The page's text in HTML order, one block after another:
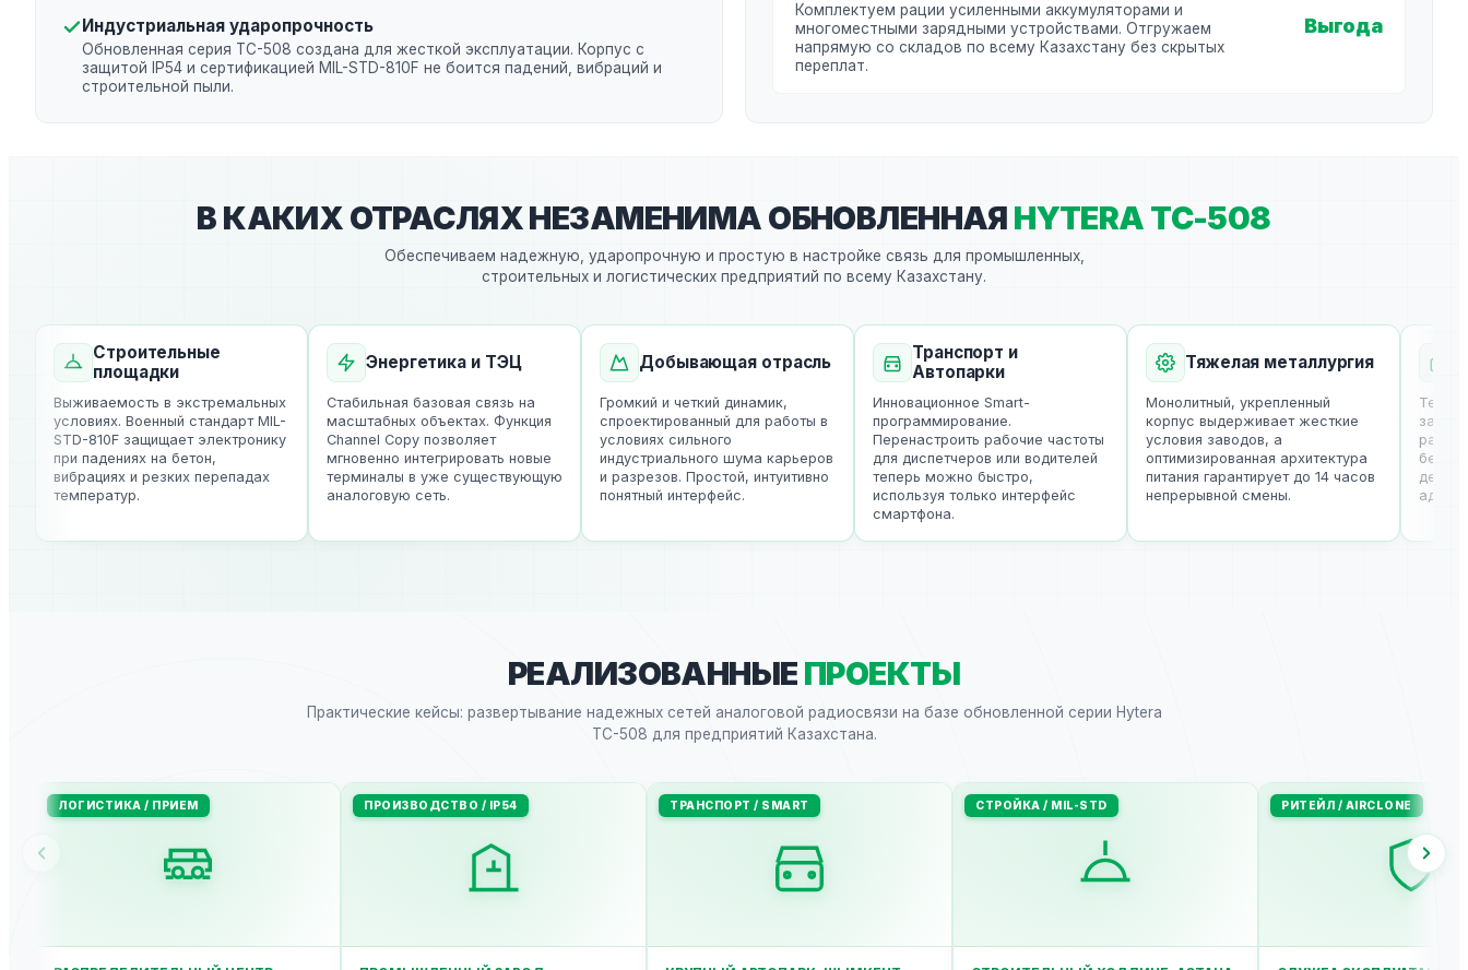
Индустриальная ударопрочность
Обновленная серия TC-508 создана для жесткой эксплуатации. Корпус с
защитой IP54 и сертификацией MIL-STD-810F не боится падений, вибраций и
строительной пыли.
Комплектуем рации усиленными аккумуляторами и
многоместными зарядными устройствами. Отгружаем
напрямую со складов по всему Казахстану без скрытых
переплат.
Выгода
В КАКИХ ОТРАСЛЯХ НЕЗАМЕНИМА ОБНОВЛЕННАЯ HYTERA TC-508
Обеспечиваем надежную, ударопрочную и простую в настройке связь для промышленных,
строительных и логистических предприятий по всему Казахстану.
Строительные
площадки
Выживаемость в экстремальных
условиях. Военный стандарт MIL-
STD-810F защищает электронику
при падениях на бетон,
вибрациях и резких перепадах
температур.
Энергетика и ТЭЦ
Стабильная базовая связь на
масштабных объектах. Функция
Channel Copy позволяет
мгновенно интегрировать новые
терминалы в уже существующую
аналоговую сеть.
Добывающая отрасль
Громкий и четкий динамик,
спроектированный для работы в
условиях сильного
индустриального шума карьеров
и разрезов. Простой, интуитивно
понятный интерфейс.
Транспорт и
Автопарки
Инновационное Smart-
программирование.
Перенастроить рабочие частоты
для диспетчеров или водителей
теперь можно быстро,
используя только интерфейс
смартфона.
Тяжелая металлургия
Монолитный, укрепленный
корпус выдерживает жесткие
условия заводов, а
оптимизированная архитектура
питания гарантирует до 14 часов
непрерывной смены.
за
РЕАЛИЗОВАННЫЕ ПРОЕКТЫ
Практические кейсы: развертывание надежных сетей аналоговой радиосвязи на базе обновленной серии Hytera
TC-508 для предприятий Казахстана.
ЛОГИСТИКА / ПРИЕМ ПРОИЗВОДСТВО / IP54 ТРАНСПОРТ / SMART СТРОЙКА / MIL-STD РИТЕЙЛ / AIRCLONE